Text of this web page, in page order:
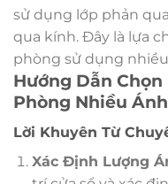
sử dụng lớp phản
qua kính. Đây là lựa
phòng sử dụng
Hướng Dẫn Chọn
Phòng Nhiều
Lời Khuyên Từ
Xác Định Lượng